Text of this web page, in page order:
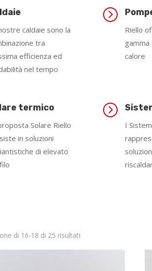
caldaie sono la
tra
efficienza ed
nel tempo
=
Riello
calore
termico
Solare Riello
in soluzioni
di elevato
=
I
di 16-18 di 25 risultati